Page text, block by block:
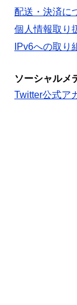
配送・決済に
個人情報取り
IPv6への取り
ソーシャルメ
Twitter公式ア